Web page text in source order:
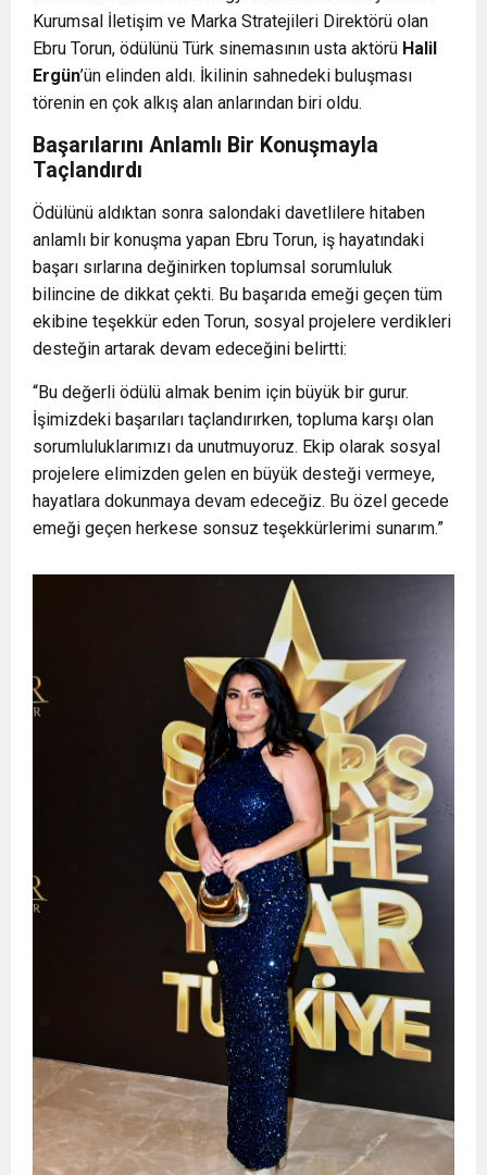
Kurumsal İletişim ve Marka Stratejileri Direktörü olan
Ebru Torun, ödülünü Türk sinemasının usta aktörü Halil
Ergün’ün elinden aldı. İkilinin sahnedeki buluşması
törenin en çok alkış alan anlarından biri oldu.
Başarılarını Anlamlı Bir Konuşmayla
Taçlandırdı
Ödülünü aldıktan sonra salondaki davetlilere hitaben
anlamlı bir konuşma yapan Ebru Torun, iş hayatındaki
başarı sırlarına değinirken toplumsal sorumluluk
bilincine de dikkat çekti. Bu başarıda emeği geçen tüm
ekibine teşekkür eden Torun, sosyal projelere verdikleri
desteğin artarak devam edeceğini belirtti:
“Bu değerli ödülü almak benim için büyük bir gurur.
İşimizdeki başarıları taçlandırırken, topluma karşı olan
sorumluluklarımızı da unutmuyoruz. Ekip olarak sosyal
projelere elimizden gelen en büyük desteği vermeye,
hayatlara dokunmaya devam edeceğiz. Bu özel gecede
emeği geçen herkese sonsuz teşekkürlerimi sunarım.”